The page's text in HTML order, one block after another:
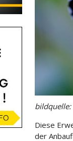
bildquelle:
Diese
der